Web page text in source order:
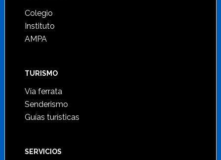
Colegio
Instituto
AMPA
TURISMO
Vía ferrata
Senderismo
Guías turísticas
SERVICIOS